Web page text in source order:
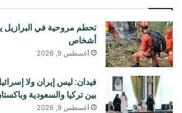
تحطم مروحية في البرازيل
أشخاص
أغسطس 9, 2026
فيدان: ليس إيران ولا
بين تركيا والسعودية
أغسطس 9, 2026